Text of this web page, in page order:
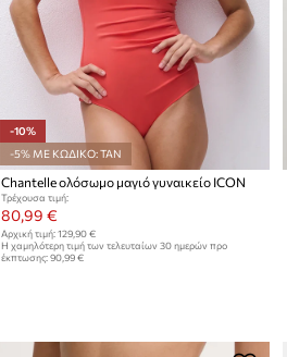
-10%
-5% ΜΕ ΚΩΔΙΚΟ: TAN
Chantelle ολόσωμο μαγιό γυναικείο ICON
Τρέχουσα τιμή:
80,99 €
Αρχική τιμή: 129,90 €
Η χαμηλότερη τιμή των τελευταίων 30 ημερών προ
έκπτωσης: 90,99 €